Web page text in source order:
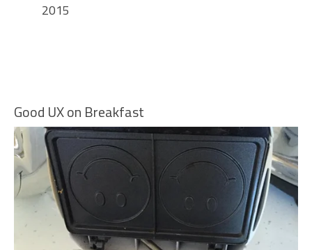
2015
Good UX on Breakfast